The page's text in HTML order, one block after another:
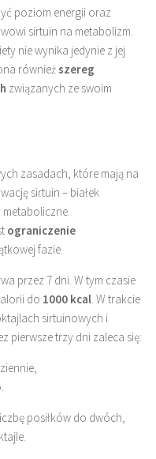
poziom energii oraz
sirtuin na metabolizm.
nie wynika jedynie z jej
równieższereg
związanych ze swoim
zasadach, które mają na
sirtuin – białek
ograniczenie
fazie.
przez 7 dni. W tym czasie
do 1000 kcal. W trakcie
sirtuinowych i
pierwsze trzy dni zaleca się:
posiłków do dwóch,